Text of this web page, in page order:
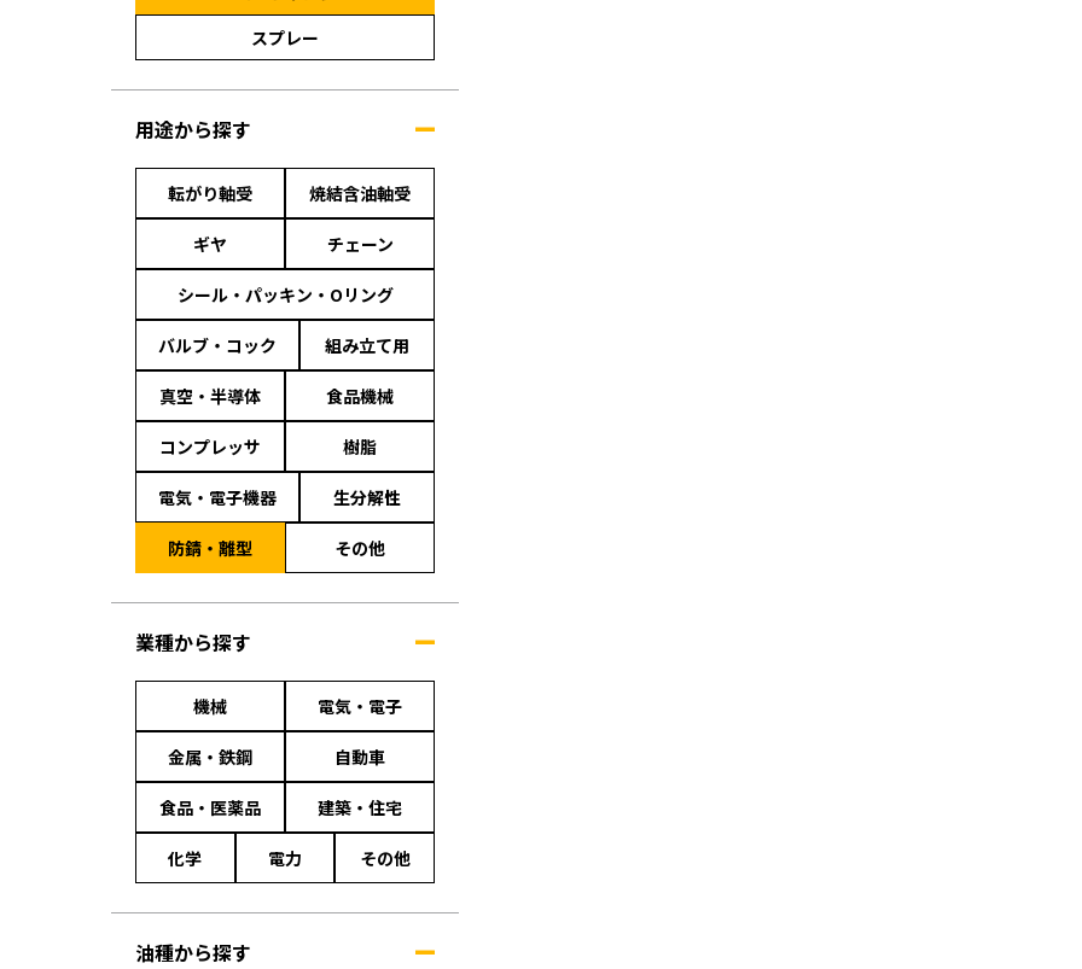
スプレー
用途から探す
転がり軸受 焼結含油軸受
ギヤ チェーン
シール・パッキン・Oリング
バルブ・コック 組み立て用
真空・半導体 食品機械
コンプレッサ 樹脂
電気・電子機器 生分解性
防錆・離型 その他
業種から探す
機械 電気・電子
金属・鉄鋼 自動車
食品・医薬品 建築・住宅
化学 電力 その他
油種から探す